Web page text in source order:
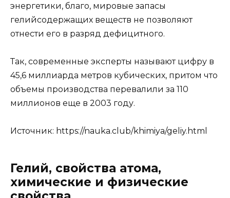
энергетики, благо, мировые запасы
гелийсодержащих веществ не позволяют
отнести его в разряд дефицитного.
Так, современные эксперты называют цифру в
45,6 миллиарда метров кубических, притом что
объемы производства перевалили за 110
миллионов еще в 2003 году.
Источник: https://nauka.club/khimiya/geliy.html
Гелий, свойства атома,
химические и физические